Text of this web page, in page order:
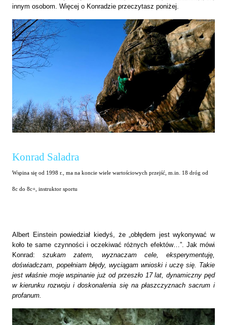
innym osobom. Więcej o Konradzie przeczytasz poniżej.
Konrad Saladra
Wspina się od 1998 r., ma na koncie wiele wartościowych przejść, m.in. 18 dróg od
8c do 8c+, instruktor sportu
Albert Einstein powiedział kiedyś, że „obłędem jest wykonywać w
koło te same czynności i oczekiwać różnych efektów…”. Jak mówi
Konrad:szukam zatem, wyznaczam cele, eksperymentuję,
doświadczam, popełniam błędy, wyciągam wnioski i uczę się. Takie
jest właśnie moje wspinanie już od przeszło 17 lat, dynamiczny pęd
w kierunku rozwoju i doskonalenia się na płaszczyznach sacrum i
profanum.